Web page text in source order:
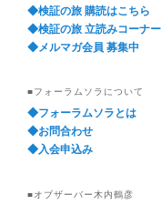
◆検証の旅 購読はこちら
◆検証の旅 立読みコーナー
◆メルマガ会員 募集中
■フォーラムソラについて
◆フォーラムソラとは
◆お問合わせ
◆入会申込み
■オブザーバー木内鶴彦